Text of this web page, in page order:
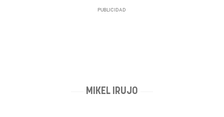
MIKEL IRUJO